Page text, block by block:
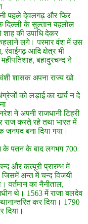
पहले देवलगढ़ और फिर
दिल्ली के सुल्तान बहलोल
की उपाधि देकर
लगे। परमार वंश में उस
आदि क्षेत्र भी
बहादुरचन्द ने
शासक अपना राज्य खो
को लड़ाई का खर्च न दे
ने अपनी राजधानी टिहरी
राज करते रहे तथा भारत में
जनपद बना दिया गया।
के पतन के बाद लगभग 700
और कत्यूरी प्रारम्भ में
अन्त में चन्द विजयी
वर्तमान का नैनीताल,
थे। 1563 में राजा बलदेव
कर दिया। 1790
दिया।